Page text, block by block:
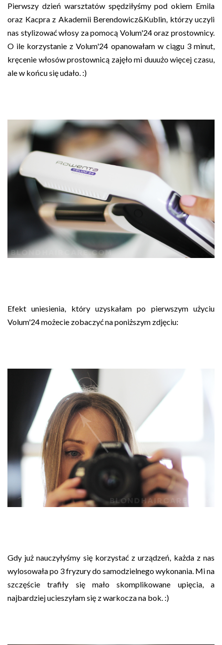
Pierwszy dzień warsztatów spędziłyśmy pod okiem Emila
oraz Kacpra z Akademii Berendowicz&Kublin, którzy uczyli
nas stylizować włosy za pomocą Volum'24 oraz prostownicy.
O ile korzystanie z Volum'24 opanowałam w ciągu 3 minut,
kręcenie włosów prostownicą zajęło mi duuużo więcej czasu,
ale w końcu się udało. :)
Efekt uniesienia, który uzyskałam po pierwszym użyciu
Volum'24 możecie zobaczyć na poniższym zdjęciu:
Gdy już nauczyłyśmy się korzystać z urządzeń, każda z nas
wylosowała po 3 fryzury do samodzielnego wykonania. Mi na
szczęście trafiły się mało skomplikowane upięcia, a
najbardziej ucieszyłam się z warkocza na bok. :)